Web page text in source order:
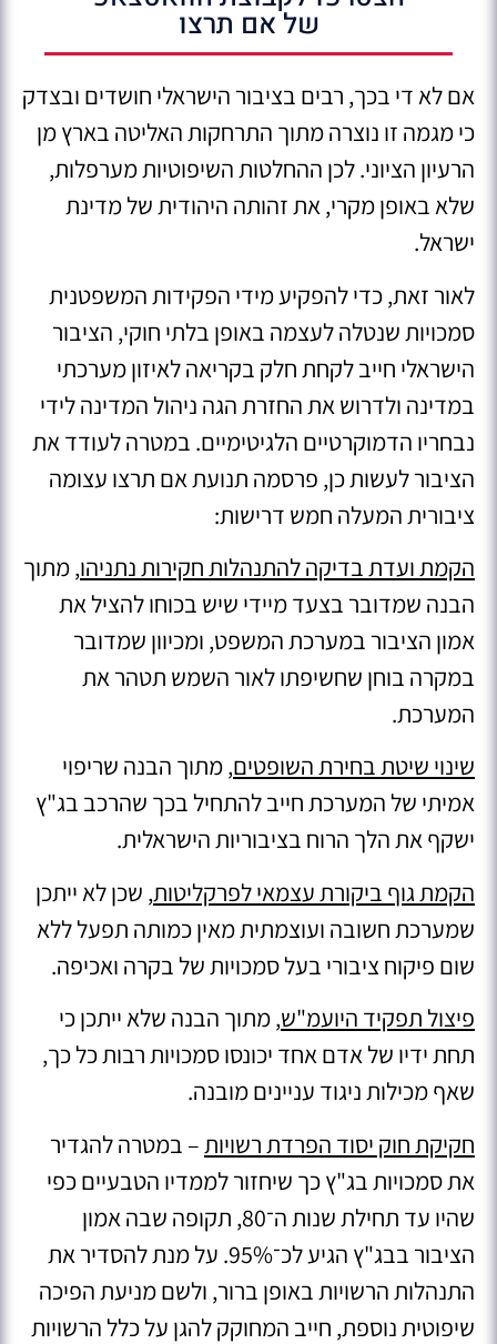
של אם תרצו
אם לא די בכך, רבים בציבור הישראלי חושדים ובצדק
כי מגמה זו נוצרה מתוך התרחקות האליטה בארץ מן
הרעיון הציוני. לכן ההחלטות השיפוטיות מערפלות,
שלא באופן מקרי, את זהותה היהודית של מדינת
ישראל.
לאור זאת, כדי להפקיע מידי הפקידות המשפטנית
סמכויות שנטלה לעצמה באופן בלתי חוקי, הציבור
הישראלי חייב לקחת חלק בקריאה לאיזון מערכתי
במדינה ולדרוש את החזרת הגה ניהול המדינה לידי
נבחריו הדמוקרטיים הלגיטימיים. במטרה לעודד את
הציבור לעשות כן, פרסמה תנועת אם תרצו עצומה
ציבורית המעלה חמש דרישות:
הקמת ועדת בדיקה להתנהלות חקירות נתניהו, מתוך
הבנה שמדובר בצעד מיידי שיש בכוחו להציל את
אמון הציבור במערכת המשפט, ומכיוון שמדובר
במקרה בוחן שחשיפתו לאור השמש תטהר את
המערכת.
שינוי שיטת בחירת השופטים, מתוך הבנה שריפוי
אמיתי של המערכת חייב להתחיל בכך שהרכב בג"ץ
ישקף את הלך הרוח בציבוריות הישראלית.
הקמת גוף ביקורת עצמאי לפרקליטות, שכן לא ייתכן
שמערכת חשובה ועוצמתית מאין כמותה תפעל ללא
שום פיקוח ציבורי בעל סמכויות של בקרה ואכיפה.
פיצול תפקיד היועמ"ש, מתוך הבנה שלא ייתכן כי
תחת ידיו של אדם אחד יכונסו סמכויות רבות כל כך,
שאף מכילות ניגוד עניינים מובנה.
חקיקת חוק יסוד הפרדת רשויות – במטרה להגדיר
את סמכויות בג"ץ כך שיחזור לממדיו הטבעיים כפי
שהיו עד תחילת שנות ה־80, תקופה שבה אמון
הציבור בבג"ץ הגיע לכ־95%. על מנת להסדיר את
התנהלות הרשויות באופן ברור, ולשם מניעת הפיכה
שיפוטית נוספת, חייב המחוקק להגן על כלל הרשויות